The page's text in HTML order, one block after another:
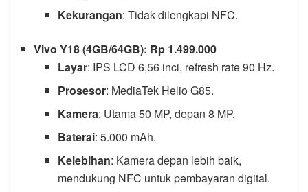
Kekurangan: Tidak dilengkapi NFC.
Vivo Y18 (4GB/64GB): Rp 1.499.000
Layar: IPS LCD 6,56 inci, refresh rate 90 Hz.
Prosesor: MediaTek Helio G85.
Kamera: Utama 50 MP, depan 8 MP.
Baterai: 5.000 mAh.
Kelebihan: Kamera depan lebih baik,
mendukung NFC untuk pembayaran digital.